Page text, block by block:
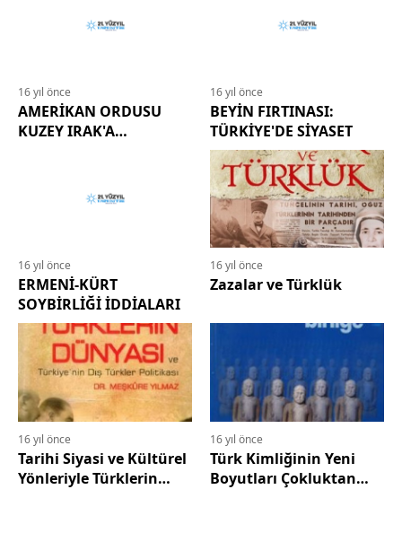
16 yıl önce
AMERİKAN ORDUSU
KUZEY IRAK'A
16 yıl önce
BEYİN FIRTINASI:
TÜRKİYE'DE SİYASET
16 yıl önce
ERMENİ-KÜRT
SOYBİRLİĞİ İDDİALARI
16 yıl önce
Zazalar ve Türklük
16 yıl önce
Tarihi Siyasi ve Kültürel
Yönleriyle Türklerin
16 yıl önce
Türk Kimliğinin Yeni
Boyutları Çokluktan